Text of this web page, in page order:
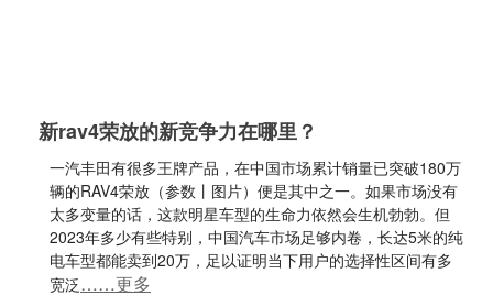
新rav4荣放的新竞争力在哪里？
一汽丰田有很多王牌产品，在中国市场累计销量已突破180万
辆的RAV4荣放（参数丨图片）便是其中之一。如果市场没有
太多变量的话，这款明星车型的生命力依然会生机勃勃。但
2023年多少有些特别，中国汽车市场足够内卷，长达5米的纯
电车型都能卖到20万，足以证明当下用户的选择性区间有多
宽泛……更多